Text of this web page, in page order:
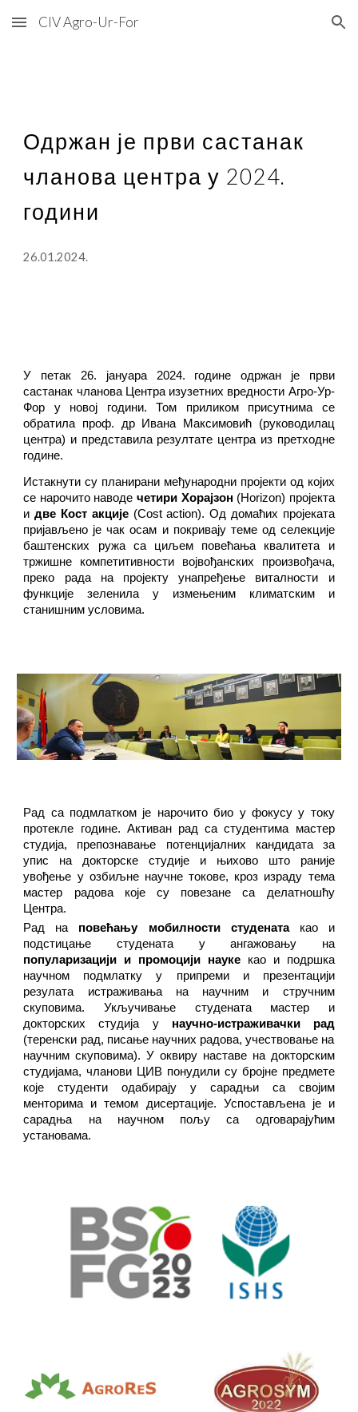
Skip to main content Skip to navigation
CIV Agro-Ur-For
Одржан је први састанак
чланова центра у 2024.
години
26.01.2024.
У петак 26. јануара 2024. године одржан је први
састанак чланова Центра изузетних вредности Агро-Ур-
Фор у новој години. Том приликом присутнима се
обратила проф. др Ивана Максимовић (руководилац
центра) и представила резултате центра из претходне
године.
Истакнути су планирани међународни пројекти од којих
се нарочито наводе четири Хорајзон (Horizon) пројекта
идве Кост акције(Cost action). Од домаћих пројеката
пријављено је чак осам и покривају теме од селекције
баштенских ружа са циљем повећања квалитета и
тржишне компетитивности војвођанских произвођача,
преко рада на пројекту унапређење виталности и
функције зеленила у измењеним климатским и
станишним условима.
Рад са подмлатком је нарочито био у фокусу у току
протекле године. Активан рад са студентима мастер
студија, препознавање потенцијалних кандидата за
упис на докторске студије и њихово што раније
увођење у озбиљне научне токове, кроз израду тема
мастер радова које су повезане са делатношћу
Центра.
Рад на повећању мобилности студенатакао и
подстицање студената у ангажовању на
популаризацији и промоцији науке као и подршка
научном подмлатку у припреми и презентацији
резулата истраживања на научним и стручним
скуповима. Укључивање студената мастер и
докторских студија унаучно-истраживачки рад
(теренски рад, писање научних радова, учествовање на
научним скуповима). У оквиру наставе на докторским
студијама, чланови ЦИВ понудили су бројне предмете
које студенти одабирају у сарадњи са својим
менторима и темом дисертације. Успостављена је и
сарадња на научном пољу са одговарајућим
установама.